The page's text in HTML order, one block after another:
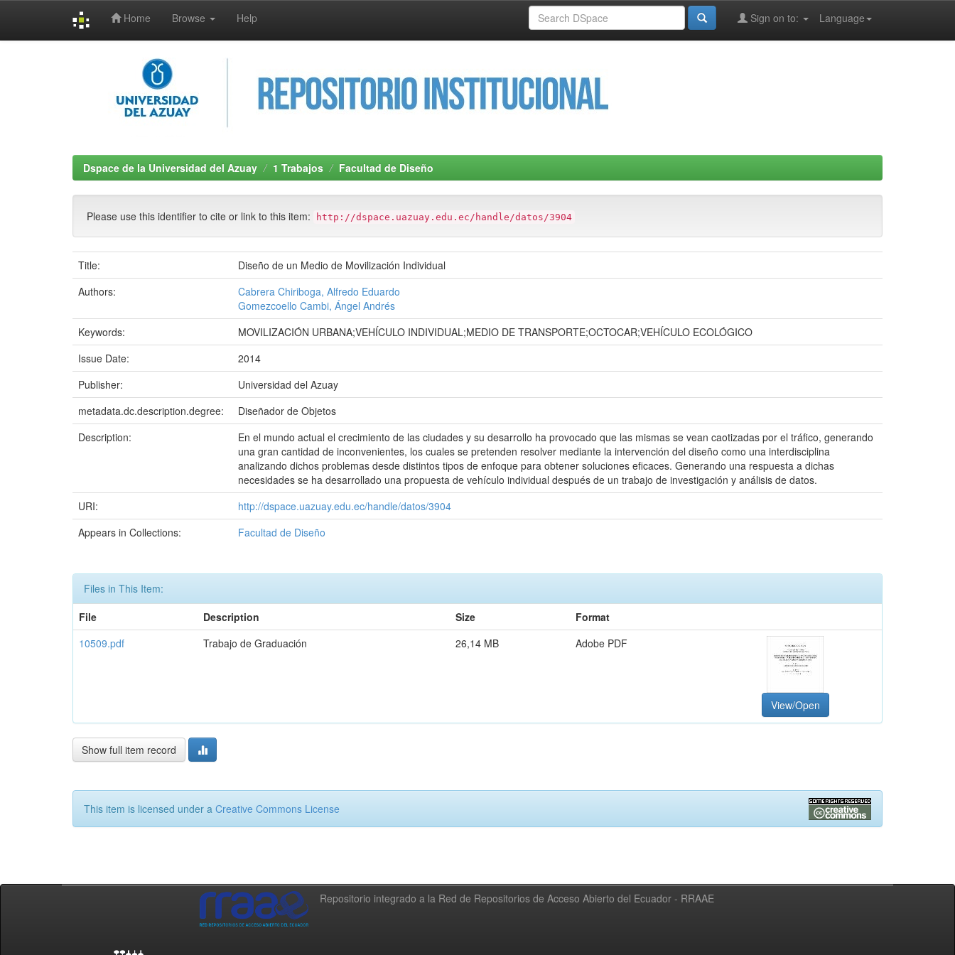
Home Browse Help Language
Sign on to:
Dspace de la Universidad del Azuay 1 Trabajos Facultad de Diseño
Please use this identifier to cite or link to this item: http://dspace.uazuay.edu.ec/handle/datos/3904
Title:
Diseño de un Medio de Movilización Individual
Authors:
Cabrera Chiriboga, Alfredo Eduardo
Gomezcoello Cambi, Ángel Andrés
Keywords:
MOVILIZACIÓN URBANA;VEHÍCULO INDIVIDUAL;MEDIO DE TRANSPORTE;OCTOCAR;VEHÍCULO ECOLÓGICO
Issue Date:
2014
Publisher:
Universidad del Azuay
metadata.dc.description.degree:
Diseñador de Objetos
Description:
En el mundo actual el crecimiento de las ciudades y su desarrollo ha provocado que las mismas se vean caotizadas por el tráfico, generando
una gran cantidad de inconvenientes, los cuales se pretenden resolver mediante la intervención del diseño como una interdisciplina
analizando dichos problemas desde distintos tipos de enfoque para obtener soluciones eficaces. Generando una respuesta a dichas
necesidades se ha desarrollado una propuesta de vehículo individual después de un trabajo de investigación y análisis de datos.
URI:
http://dspace.uazuay.edu.ec/handle/datos/3904
Appears in Collections:
Facultad de Diseño
Files in This Item:
File
Description Size
Format
10509.pdf
Trabajo de Graduación 26,14 MB Adobe PDF
View/Open
Show full item record
This item is licensed under a Creative Commons License
Repositorio integrado a la Red de Repositorios de Acceso Abierto del Ecuador - RRAAE